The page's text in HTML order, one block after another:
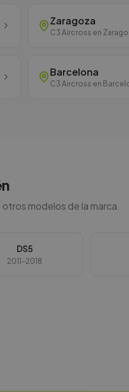
Zaragoza
C3 Aircross en
Barcelona
C3 Aircross en
modelos de la marca.
DS5
2011-2018